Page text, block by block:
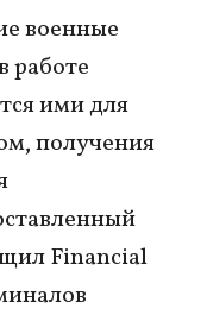
военные
работе
ими для
получения
Financial